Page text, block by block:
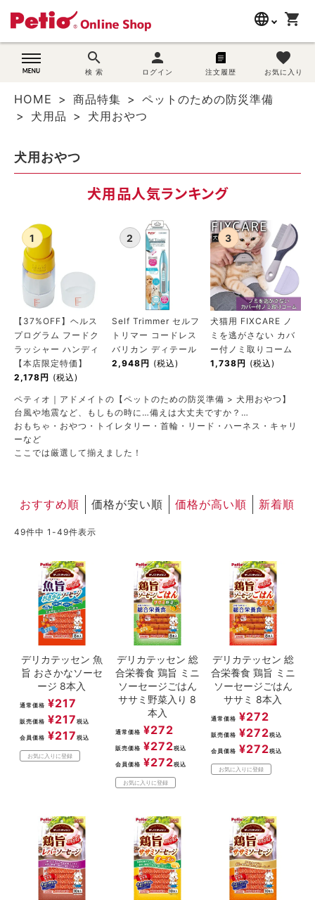
language
wovn-lang-name
shopping_cart
search
検 索
person
ログイン 注文履歴
favorite
お気に入り
search
猫用品
SNS
ご利用案内
ACCOUNT MENU
ようこそ ゲスト 様
meeting_room
HOME 商品特集
ペットのための防災準備
犬用品
犬用おやつ
犬用おやつ
犬用品人気ランキング
【37%OFF】ヘルス
プログラム フードク
ラッシャー ハンディ
【本店限定特価】
2,178円 (税込)
Self Trimmer セルフ
トリマー コードレス
バリカン ディテール
2,948円 (税込)
犬猫用 FIXCARE ノ
ミを逃がさない カバ
ー付ノミ取りコーム
1,738円 (税込)
ペティオ｜アドメイトの【ペットのための防災準備 > 犬用おやつ】
台風や地震など、もしもの時に…備えは大丈夫ですか？…
おもちゃ・おやつ・トイレタリー・首輪・リード・ハーネス・キャリ
ーなど
ここでは厳選して揃えました！
おすすめ順 価格が安い順 価格が高い順 新着順
49件中 1 -49件表示
デリカテッセン 魚
旨 おさかなソーセ
ージ 8本入
通常価格 ¥217
販売価格 ¥217 税込
会員価格 ¥217 税込
お気に入りに登録
デリカテッセン 総
合栄養食 鶏旨 ミニ
ソーセージごはん
ササミ野菜入り 8
本入
通常価格 ¥272
販売価格 ¥272税込
会員価格 ¥272税込
お気に入りに登録
デリカテッセン 総
合栄養食 鶏旨 ミニ
ソーセージごはん
ササミ 8本入
通常価格 ¥272
販売価格 ¥272税込
会員価格 ¥272税込
お気に入りに登録